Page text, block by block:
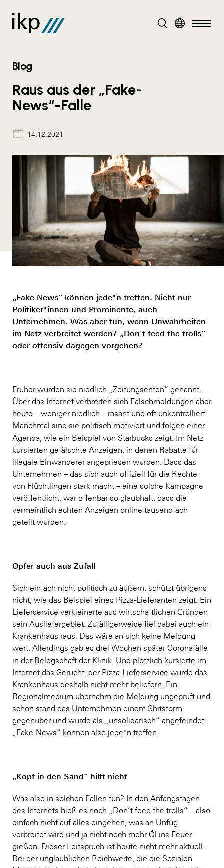
DE
Blog
Raus aus der „Fake-
News“-Falle
14.12.2021
„Fake-News“ können jede*n treffen. Nicht nur
Politiker*innen und Prominente, auch
Unternehmen. Was aber tun, wenn Unwahrheiten
im Netz verbreitet werden? „Don’t feed the trolls“
oder offensiv dagegen vorgehen?
Früher wurden sie niedlich „Zeitungsenten“ genannt.
Über das Internet verbreiten sich Falschmeldungen aber
heute – weniger niedlich – rasant und oft unkontrolliert.
Manchmal sind sie politisch motiviert und folgen einer
Agenda, wie ein Beispiel von Starbucks zeigt: Im Netz
kursierten gefälschte Anzeigen, in denen Rabatte für
illegale Einwanderer angepriesen wurden. Dass das
Unternehmen – das sich auch offiziell für die Rechte
von Flüchtlingen stark macht – eine solche Kampagne
veröffentlicht, war offenbar so glaubhaft, dass die
vermeintlich echten Anzeigen online tausendfach
geteilt wurden.
Opfer auch aus Zufall
Sich einfach nicht politisch zu äußern, schützt übrigens
nicht, wie das Beispiel eines Pizza-Lieferanten zeigt: Ein
Lieferservice verkleinerte aus wirtschaftlichen Gründen
sein Ausliefergebiet. Zufälligerweise fiel dabei auch ein
Krankenhaus raus. Das wäre an sich keine Meldung
wert. Allerdings gab es drei Wochen später Coronafälle
in der Belegschaft der Klinik. Und plötzlich kursierte im
Internet das Gerücht, der Pizza-Lieferservice würde das
Krankenhaus deshalb nicht mehr beliefern. Ein
Regionalmedium übernahm die Meldung ungeprüft und
schon stand das Unternehmen einem Shitstorm
gegenüber und wurde als „unsolidarisch“ angefeindet.
„Fake-News“ können also jede*n treffen.
„Kopf in den Sand“ hilft nicht
Was also in solchen Fällen tun? In den Anfangstagen
des Internets hieß es noch „Don’t feed the trolls“ – also
einfach nicht auf alles eingehen, was an Unfug
verbreitet wird und ja nicht noch mehr Öl ins Feuer
gießen. Dieser Leitspruch ist heute nicht mehr aktuell.
Bei der unglaublichen Reichweite, die die Sozialen